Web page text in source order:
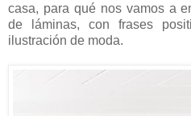
casa, para qué nos vamos a
de láminas, con frases
ilustración de moda.